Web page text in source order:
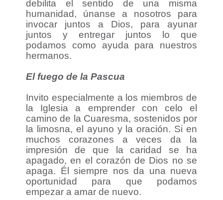
debilita el sentido de una misma
humanidad, únanse a nosotros para
invocar juntos a Dios, para ayunar
juntos y entregar juntos lo que
podamos como ayuda para nuestros
hermanos.
El fuego de la Pascua
Invito especialmente a los miembros de
la Iglesia a emprender con celo el
camino de la Cuaresma, sostenidos por
la limosna, el ayuno y la oración. Si en
muchos corazones a veces da la
impresión de que la caridad se ha
apagado, en el corazón de Dios no se
apaga. Él siempre nos da una nueva
oportunidad para que podamos
empezar a amar de nuevo.